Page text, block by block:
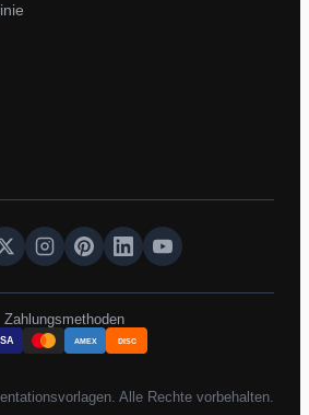
Zahlungsmethoden
AMEX DISC
Alle Rechte vorbehalten.